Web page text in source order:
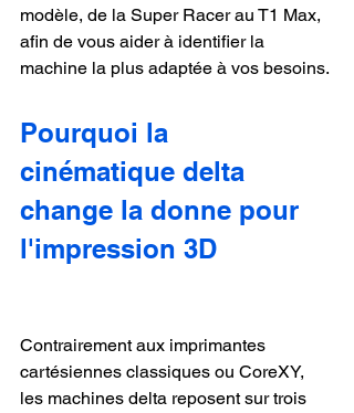
modèle, de la Super Racer au T1 Max,
afin de vous aider à identifier la
machine la plus adaptée à vos besoins.
Pourquoi la
cinématique delta
change la donne pour
l'impression 3D
Contrairement aux imprimantes
cartésiennes classiques ou CoreXY,
les machines delta reposent sur trois